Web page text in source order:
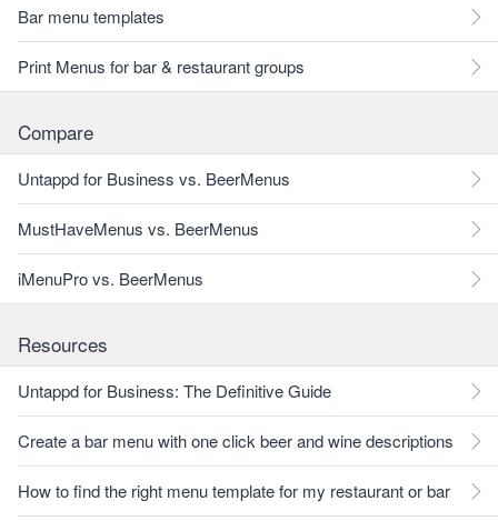
Bar menu templates
Print Menus for bar & restaurant groups
Compare
Untappd for Business vs. BeerMenus
MustHaveMenus vs. BeerMenus
iMenuPro vs. BeerMenus
Resources
Untappd for Business: The Definitive Guide
Create a bar menu with one click beer and wine descriptions
How to find the right menu template for my restaurant or bar